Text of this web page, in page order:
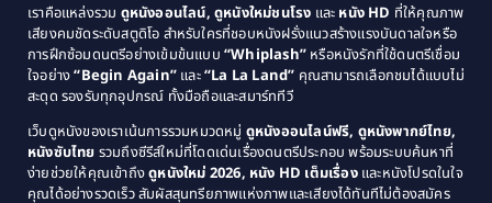
Coming of Age ก้าวพ้นวัย(1)
Coming-of-Age(3)
Community(1)
1979
1978
1976
1975
1974
1971
1970
1969
1968
1964
1963
เราคือแหล่งรวม ดูหนังออนไลน์, ดูหนังใหม่ชนโรง และ หนัง HD ที่ให้คุณภาพ
เสียงคมชัดระดับสตูดิโอ สำหรับใครที่ชอบหนังฝรั่งแนวสร้างแรงบันดาลใจหรือ
การฝึกซ้อมดนตรีอย่างเข้มข้นแบบ “Whiplash” หรือหนังรักที่ใช้ดนตรีเชื่อม
ใจอย่าง“Begin Again” และ“La La Land” คุณสามารถเลือกชมได้แบบไม่
สะดุด รองรับทุกอุปกรณ์ ทั้งมือถือและสมาร์ททีวี
เว็บดูหนังของเราเน้นการรวมหมวดหมู่ ดูหนังออนไลน์ฟรี, ดูหนังพากย์ไทย,
หนังซับไทย รวมถึงซีรีส์ใหม่ที่โดดเด่นเรื่องดนตรีประกอบ พร้อมระบบค้นหาที่
ง่ายช่วยให้คุณเข้าถึงดูหนังใหม่ 2026, หนัง HD เต็มเรื่องและหนังโปรดในใจ
คุณได้อย่างรวดเร็ว สัมผัสสุนทรียภาพแห่งภาพและเสียงได้ทันทีไม่ต้องสมัคร